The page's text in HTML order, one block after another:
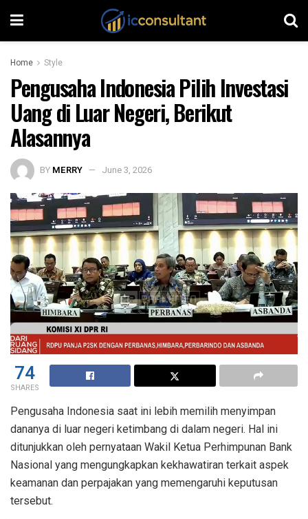
Home Style
Pengusaha Indonesia Pilih Investasi
Uang di Luar Negeri, Berikut
Alasannya
BY MERRY June 3, 2026
74
SHARES
Pengusaha Indonesia saat ini lebih memilih menyimpan
dananya di luar negeri ketimbang di dalam negeri. Hal ini
ditunjukkan oleh pernyataan Wakil Ketua Perhimpunan Bank
Nasional yang mengungkapkan kekhawatiran terkait aspek
keamanan dan perpajakan yang memengaruhi keputusan
tersebut.